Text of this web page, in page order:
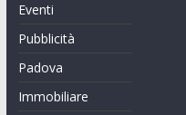
Eventi
Pubblicità
Padova
Immobiliare